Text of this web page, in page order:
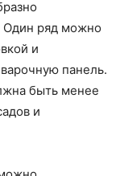
Один ряд можно
и
панель.
быть менее
и